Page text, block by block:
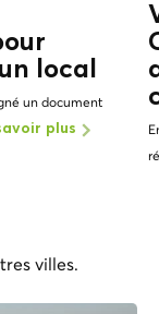
local
un document
plus
villes.